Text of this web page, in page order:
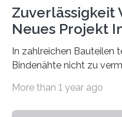
Zuverlässigkeit
Neues Projekt
In zahlreichen Bauteilen
Bindenähte nicht zu
Matrixmaterials eine
More than 1 year ago